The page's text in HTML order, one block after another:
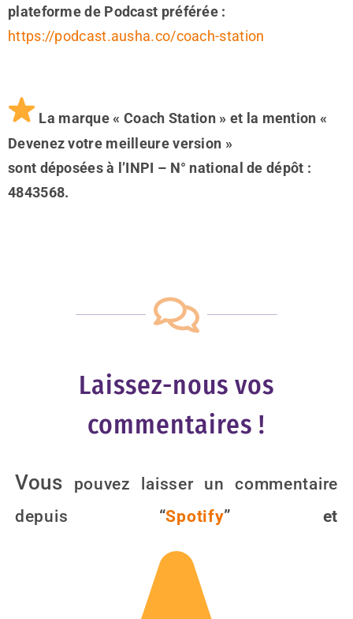
plateforme de Podcast préférée :
https://podcast.ausha.co/coach-station
La marque « Coach Station » et la mention «
Devenez votre meilleure version »
sont déposées à l’INPI – N° national de dépôt :
4843568.
Laissez-nous vos
commentaires !
Vous pouvez laisser un commentaire
depuis “Spotify” et